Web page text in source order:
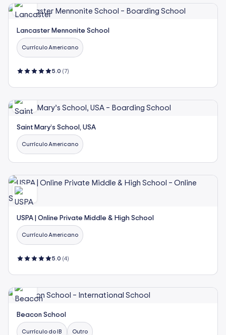
Lancaster Mennonite School
Currículo Americano
5.0 (7)
Saint Mary’s School, USA
Currículo Americano
USPA | Online Private Middle & High School
Currículo Americano
5.0 (4)
Beacon School
Currículo do IB Outro